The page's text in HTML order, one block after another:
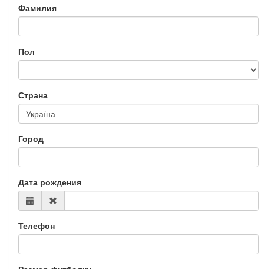
Фамилия
Пол
Страна
Город
Дата рождения
Телефон